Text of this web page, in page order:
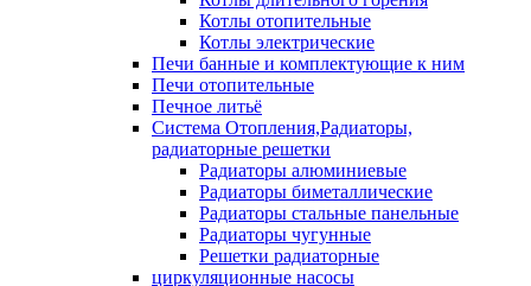
Котлы отопительные
Котлы электрические
Печи банные и комплектующие к ним
Печи отопительные
Печное литьё
Система Отопления,Радиаторы,
радиаторные решетки
Радиаторы алюминиевые
Радиаторы биметаллические
Радиаторы стальные панельные
Радиаторы чугунные
Решетки радиаторные
циркуляционные насосы